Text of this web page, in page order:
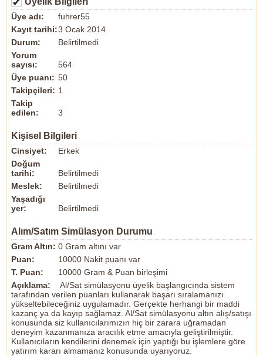
Üye adı:
fuhrer55
Kayıt tarihi:3 Ocak 2014
Durum:
Belirtilmedi
Yorum
sayısı:
564
Üye puanı: 50
Takipçileri: 1
Takip
edilen:
3
Kişisel Bilgileri
Cinsiyet:
Erkek
Doğum
tarihi:
Belirtilmedi
Meslek:
Belirtilmedi
Yaşadığı
yer:
Belirtilmedi
Alım/Satım Simülasyon Durumu
Gram Altın: 0 Gram altını var
Puan:
10000 Nakit puanı var
T. Puan:
10000 Gram & Puan birleşimi
Açıklama:
Al/Sat simülasyonu üyelik başlangıcında sistem
tarafından verilen puanları kullanarak başarı sıralamanızı
yükseltebileceğiniz uygulamadır. Gerçekte herhangi bir maddi
kazanç ya da kayıp sağlamaz. Al/Sat simülasyonu altın alış/satışı
konusunda siz kullanıcılarımızın hiç bir zarara uğramadan
deneyim kazanmanıza aracılık etme amacıyla geliştirilmiştir.
Kullanıcıların kendilerini denemek için yaptığı bu işlemlere göre
yatırım kararı almamanız konusunda uyarıyoruz.